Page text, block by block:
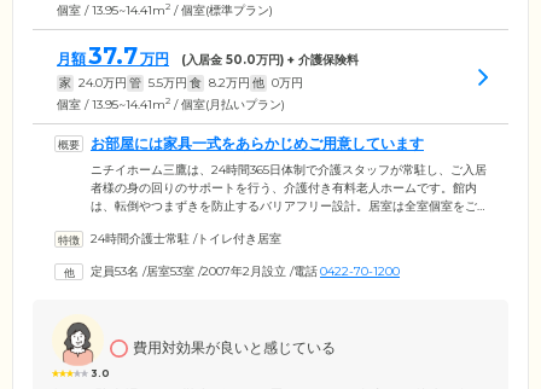
個室 / 13.95~14.41m2 / 個室(標準プラン)
月額37.7万円 (入居金 50.0万円) + 介護保険料
家 24.0万円 管 5.5万円 食 8.2万円 他 0万円
個室 / 13.95~14.41m2 / 個室(月払いプラン)
お部屋には家具一式をあらかじめご用意しています
ニチイホーム三鷹は、24時間365日体制で介護スタッフが常駐し、ご入居
者様の身の回りのサポートを行う、介護付き有料老人ホームです。館内
は、転倒やつまずきを防止するバリアフリー設計。居室は全室個室をご
具・車いす対応洗面台・暖房便座機能付トイレ・クローゼット・カウン
を始められる環境です。お食事は、栄養バランスに配慮したメニューを1
24時間介護士常駐 /トイレ付き居室
定員53名 /居室53室 /2007年2月設立 /電話0422-70-1200
3.0
費用対効果が良いと感じている